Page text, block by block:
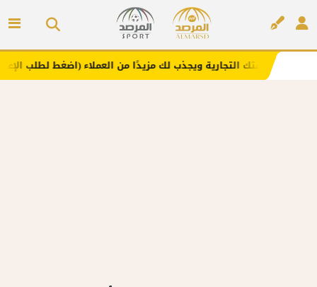
التجارية ويجذب لك مزيدًا من العملاء (اضغط لطلب الإعلان)